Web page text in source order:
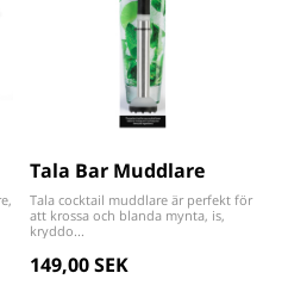
Tala Bar Muddlare
Tala cocktail muddlare är perfekt för
att krossa och blanda mynta, is,
kryddo...
149,00 SEK